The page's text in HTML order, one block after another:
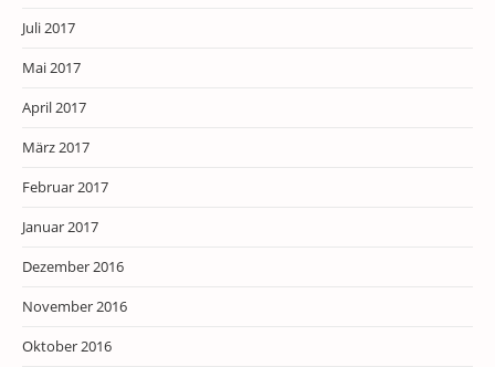
Juli 2017
Mai 2017
April 2017
März 2017
Februar 2017
Januar 2017
Dezember 2016
November 2016
Oktober 2016